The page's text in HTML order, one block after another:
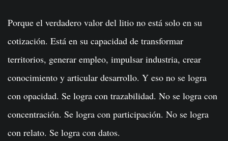
Porque el verdadero valor del litio no está solo en su
cotización. Está en su capacidad de transformar
territorios, generar empleo, impulsar industria, crear
conocimiento y articular desarrollo. Y eso no se logra
con opacidad. Se logra con trazabilidad. No se logra con
concentración. Se logra con participación. No se logra
con relato. Se logra con datos.